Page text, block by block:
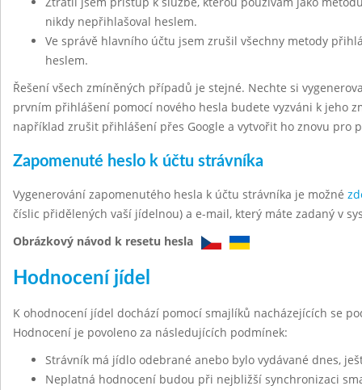
nikdy nepřihlašoval heslem.
Ve správě hlavního účtu jsem zrušil všechny metody
heslem.
Řešení všech zmíněných případů je stejné. Nechte si
prvním přihlášení pomocí nového hesla budete vyzváni k jeho
například zrušit přihlášení přes Google a vytvořit ho znovu pro
Zapomenuté heslo k účtu strávníka
Vygenerování zapomenutého hesla k účtu strávníka je možné
číslic přidělených vaší jídelnou) a e-mail, který máte zadaný v
Obrázkový návod k resetu hesla
Hodnocení jídel
K ohodnocení jídel dochází pomocí smajlíků nacházejících se
Hodnocení je povoleno za následujících podmínek:
Strávník má jídlo odebrané anebo bylo vydávané dnes,
Neplatná hodnocení budou při nejbližší synchronizaci